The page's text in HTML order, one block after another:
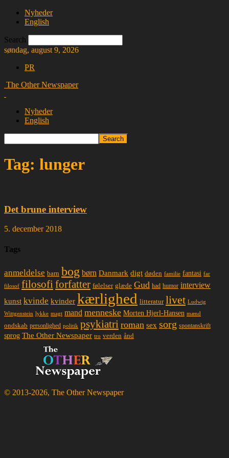
Nyheder
English
Search
søndag, august 9, 2026
PR
The Other Newspaper
Nyheder
English
Tag: lunger
Det brune interview
5. december 2018
Tags
anmeldelse barn bog børn Danmark digt døden familie fantasi far
filosof filosofi forfatter følelser glæde Gud had humor interview
kunst kvinde kvinder kærlighed litteratur livet Ludwig
Wittgenstein lykke magt mand menneske Morten Hjerl-Hansen mænd
ondskab personlighed politik psykiatri roman sex sorg spontanskrift
sprog The Other Newspaper tro verden ånd
© 2013-2026, The Other Newspaper